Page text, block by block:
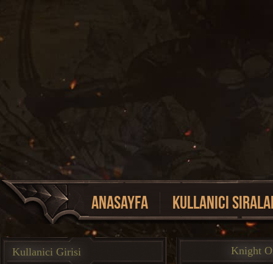
Anasayfa Kullanici
Kullanici Girisi Knight